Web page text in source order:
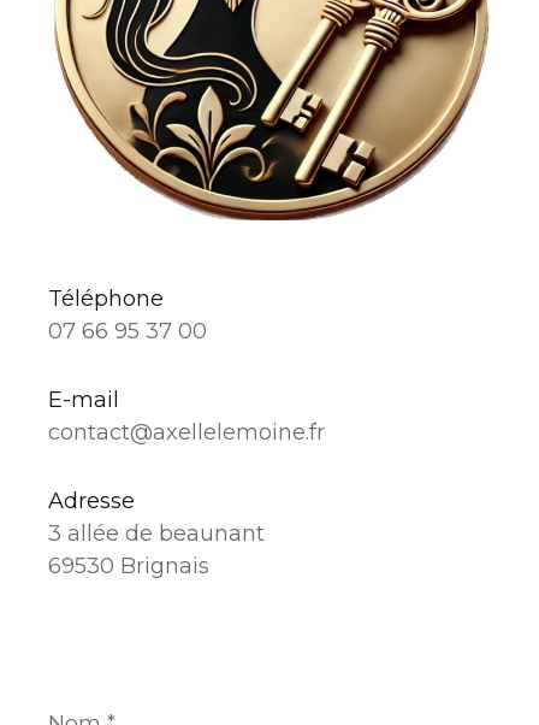
Téléphone
07 66 95 37 00
E-mail
contact@axellelemoine.fr
Adresse
3 allée de beaunant
69530 Brignais
*